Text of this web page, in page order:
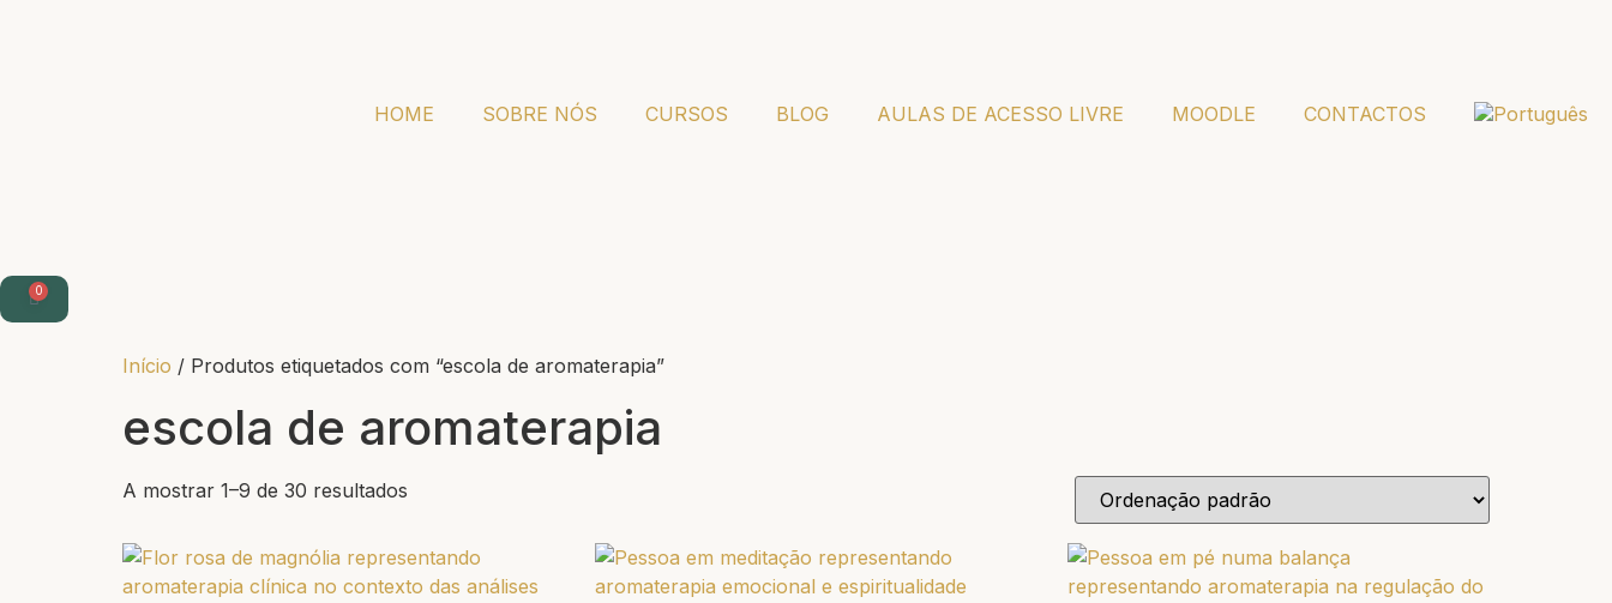
HOME SOBRE NÓS CURSOS BLOG AULAS DE ACESSO LIVRE MOODLE CONTACTOS
0
Início / Produtos etiquetados com “escola de aromaterapia”
escola de aromaterapia
A mostrar 1–9 de 30 resultados